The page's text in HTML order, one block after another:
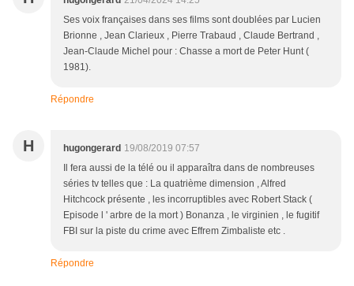
Ses voix françaises dans ses films sont doublées par Lucien
Brionne , Jean Clarieux , Pierre Trabaud , Claude Bertrand ,
Jean-Claude Michel pour : Chasse a mort de Peter Hunt (
1981).
Répondre
H hugongerard 19/08/2019 07:57
Il fera aussi de la télé ou il apparaîtra dans de nombreuses
séries tv telles que : La quatrième dimension , Alfred
Hitchcock présente , les incorruptibles avec Robert Stack (
Episode l ' arbre de la mort ) Bonanza , le virginien , le fugitif
FBI sur la piste du crime avec Effrem Zimbaliste etc .
Répondre